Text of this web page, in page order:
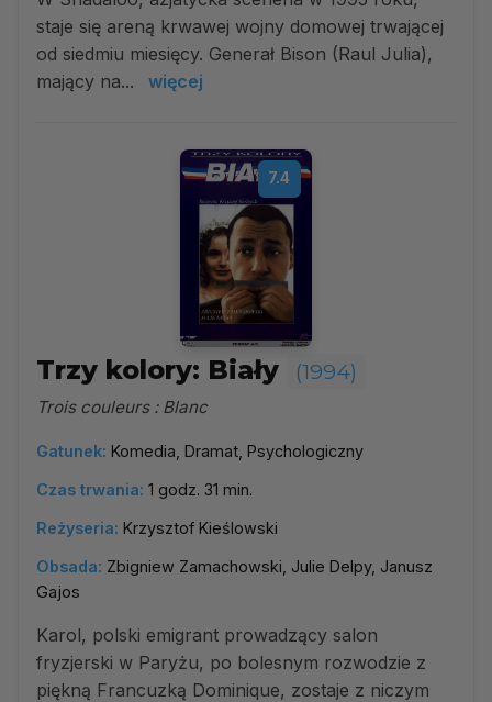
staje się areną krwawej wojny domowej trwającej
od siedmiu miesięcy. Generał Bison (Raul Julia),
mający na...
więcej
7.4
Trzy kolory: Biały (1994)
Trois couleurs : Blanc
Gatunek: Komedia, Dramat, Psychologiczny
Czas trwania: 1 godz. 31 min.
Reżyseria: Krzysztof Kieślowski
Obsada: Zbigniew Zamachowski, Julie Delpy, Janusz
Gajos
Karol, polski emigrant prowadzący salon
fryzjerski w Paryżu, po bolesnym rozwodzie z
piękną Francuzką Dominique, zostaje z niczym